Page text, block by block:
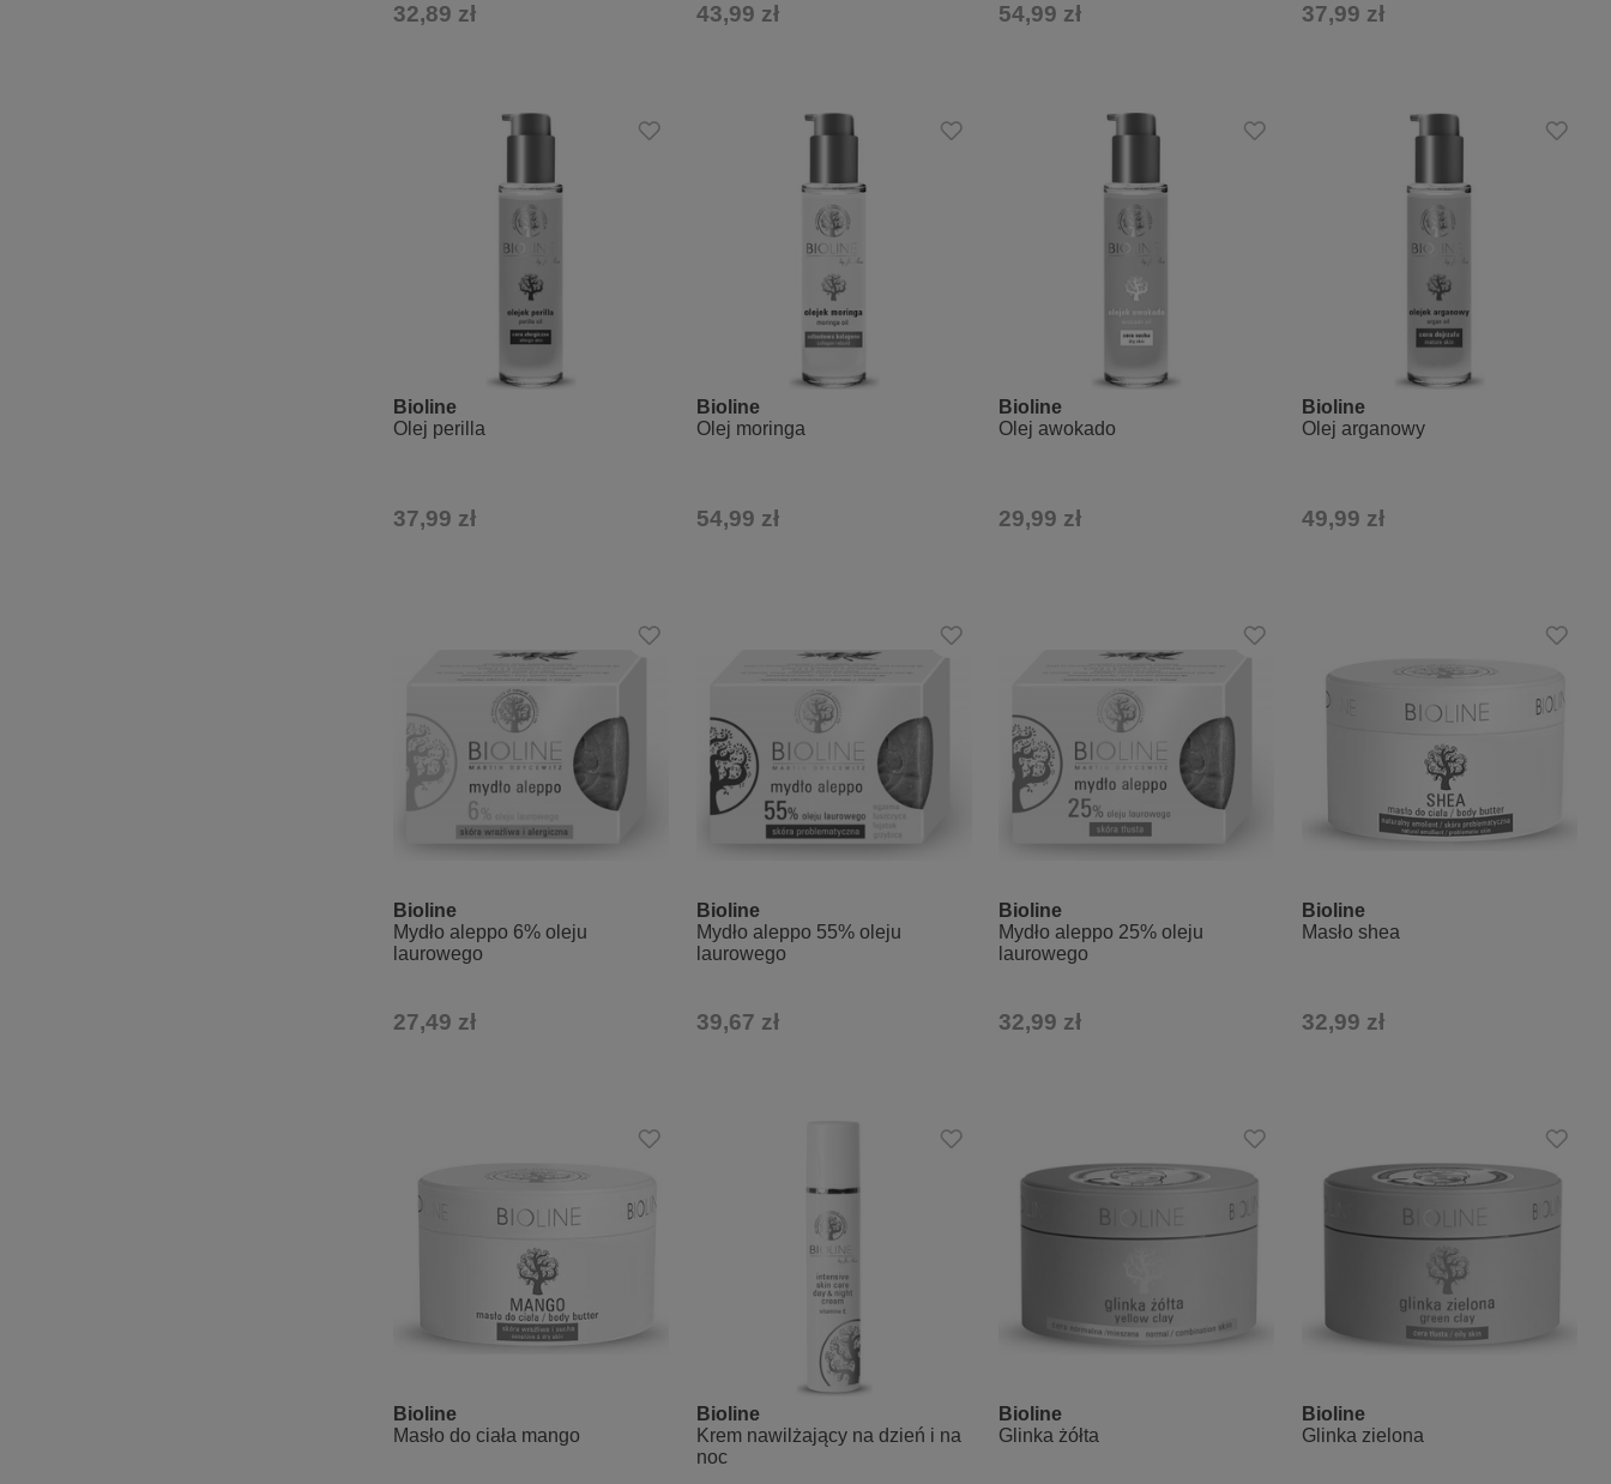
32,89 zł 43,99 zł 54,99 zł 37,99 zł
Bioline
Olej perilla
37,99 zł
Bioline
Olej moringa
54,99 zł
Bioline
Olej awokado
29,99 zł
Bioline
Olej arganowy
49,99 zł
Bioline
Mydło aleppo 6% oleju
laurowego
27,49 zł
Bioline
Mydło aleppo 55% oleju
laurowego
39,67 zł
Bioline
Mydło aleppo 25% oleju
laurowego
32,99 zł
Bioline
Masło shea
32,99 zł
Bioline
Masło do ciała mango
Bioline
Krem nawilżający na dzień i na
noc
Bioline
Glinka żółta
Bioline
Glinka zielona